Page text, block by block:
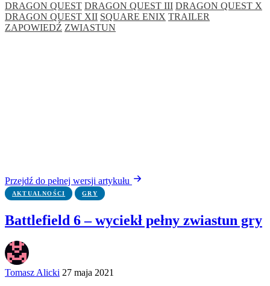
DRAGON QUEST DRAGON QUEST III DRAGON QUEST X
DRAGON QUEST XII SQUARE ENIX TRAILER
ZAPOWIEDŹ ZWIASTUN
Przejdź do pełnej wersji artykułu
AKTUALNOŚCI GRY
Battlefield 6 – wyciekł pełny zwiastun gry
Tomasz Alicki 27 maja 2021